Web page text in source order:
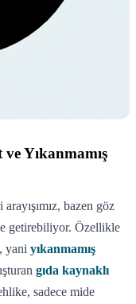
Yıkanmamış
bazen göz
getirebiliyor. Özellikle
yani yıkanmamış
gıda kaynaklı
sadece mide